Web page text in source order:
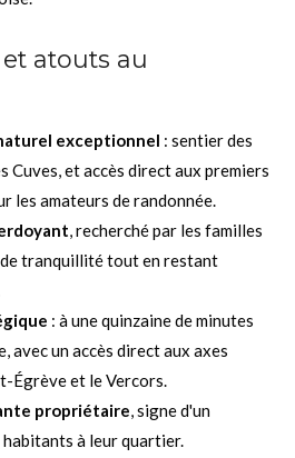
atouts au
exceptionnel : sentier des
Cuves, et accès direct aux premiers
les amateurs de randonnée.
, recherché par les familles
tranquillité tout en restant
: à une quinzaine de minutes
avec un accès direct aux axes
Égrève et le Vercors.
propriétaire, signe d'un
à leur quartier.